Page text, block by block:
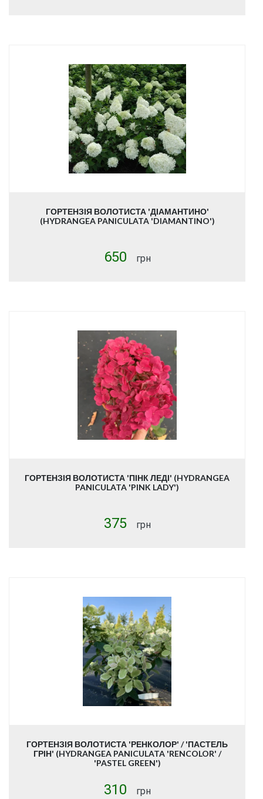
ГОРТЕНЗІЯ ВОЛОТИСТА 'ДІАМАНТИНО'
(HYDRANGEA PANICULATA 'DIAMANTINO')
650 грн
ГОРТЕНЗІЯ ВОЛОТИСТА 'ПІНК ЛЕДІ' (HYDRANGEA
PANICULATA 'PINK LADY')
375 грн
ГОРТЕНЗІЯ ВОЛОТИСТА 'РЕНКОЛОР' / 'ПАСТЕЛЬ
ГРІН' (HYDRANGEA PANICULATA 'RENCOLOR' /
'PASTEL GREEN')
310 грн